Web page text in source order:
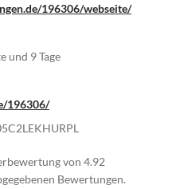
196306/webseite/
und 9 Tage
196306/
von 4.92
Bewertungen.